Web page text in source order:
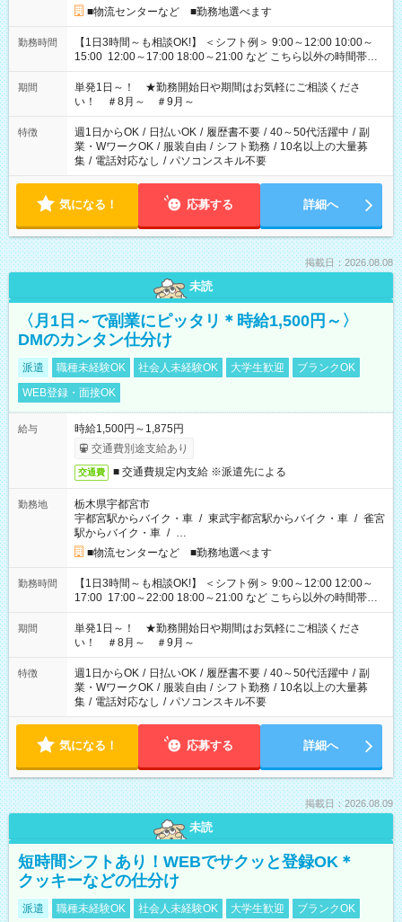
■物流センターなど ■勤務地選べます
勤務時間
【1日3時間～も相談OK!】 ＜シフト例＞ 9:00～12:00 10:00～
15:00 12:00～17:00 18:00～21:00 など こちら以外の時間帯も
お気軽にご相談ください！
期間
単発1日～！ ★勤務開始日や期間はお気軽にご相談くださ
い！ ＃8月～ ＃9月～
特徴 週1日からOK / 日払いOK / 履歴書不要 / 40～50代活躍中 / 副
業・WワークOK / 服装自由 / シフト勤務 / 10名以上の大量募
集 / 電話対応なし / パソコンスキル不要
気になる！ 応募する 詳細へ
掲載日：2026.08.08
未読
〈月1日～で副業にピッタリ＊時給1,500円～〉
DMのカンタン仕分け
派遣 職種未経験OK 社会人未経験OK 大学生歓迎
ブランクOK
WEB登録・面接OK
給与
時給1,500円～1,875円
交通費別途支給あり
交通費 ■ 交通費規定内支給 ※派遣先による
勤務地
栃木県宇都宮市
宇都宮駅からバイク・車 / 東武宇都宮駅からバイク・車 / 雀宮
駅からバイク・車 / …
■物流センターなど ■勤務地選べます
勤務時間
【1日3時間～も相談OK!】 ＜シフト例＞ 9:00～12:00 12:00～
17:00 17:00～22:00 18:00～21:00 など こちら以外の時間帯も
お気軽にご相談ください！
期間
単発1日～！ ★勤務開始日や期間はお気軽にご相談くださ
い！ ＃8月～ ＃9月～
特徴 週1日からOK / 日払いOK / 履歴書不要 / 40～50代活躍中 / 副
業・WワークOK / 服装自由 / シフト勤務 / 10名以上の大量募
集 / 電話対応なし / パソコンスキル不要
気になる！ 応募する 詳細へ
掲載日：2026.08.09
未読
短時間シフトあり！WEBでサクッと登録OK＊
クッキーなどの仕分け
派遣 職種未経験OK 社会人未経験OK 大学生歓迎
ブランクOK